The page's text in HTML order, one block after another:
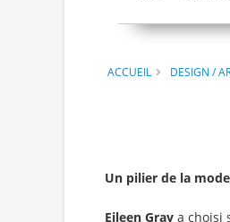
ACCUEIL DESIGN /
Un pilier de la
Eileen Gray a choisi